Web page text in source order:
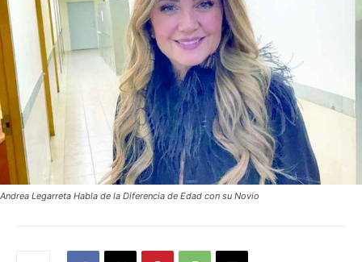
Andrea Legarreta Habla de la Diferencia de Edad con su Novio